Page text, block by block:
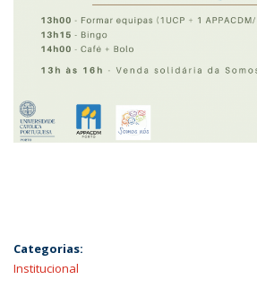
Categorias:
Institucional